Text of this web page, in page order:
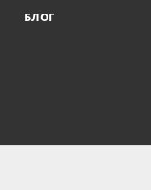
БЛОГ